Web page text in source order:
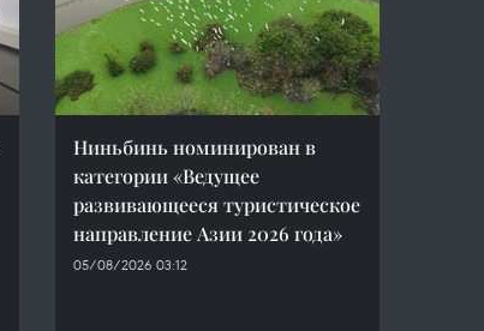
Ниньбинь номинирован в
категории «Ведущее
развивающееся туристическое
направление Азии 2026 года»
05/08/2026 03:12